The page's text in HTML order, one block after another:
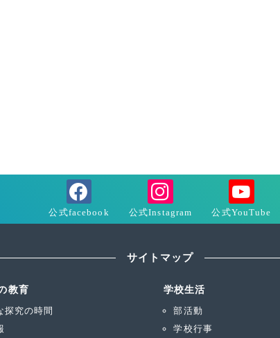
サイトマップ
教育
探究の時間
学校生活
部活動
学校行事